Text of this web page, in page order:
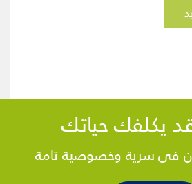
يكلفك حياتك
فى سرية وخصوصية تامة